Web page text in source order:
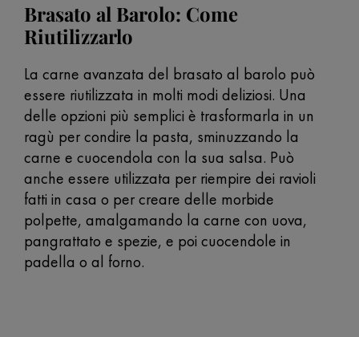
Brasato al Barolo: Come
Riutilizzarlo
La carne avanzata del brasato al barolo può
essere riutilizzata in molti modi deliziosi. Una
delle opzioni più semplici è trasformarla in un
ragù per condire la pasta, sminuzzando la
carne e cuocendola con la sua salsa. Può
anche essere utilizzata per riempire dei ravioli
fatti in casa o per creare delle morbide
polpette, amalgamando la carne con uova,
pangrattato e spezie, e poi cuocendole in
padella o al forno.